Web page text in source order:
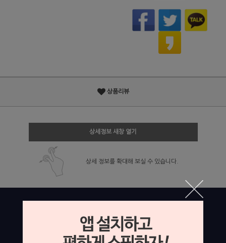
상품리뷰
상세정보 새창 열기
상세 정보를 확대해 보실 수 있습니다.